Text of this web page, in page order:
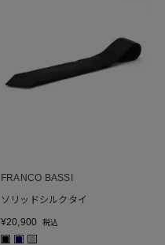
FRANCO BASSI
ソリッドシルクタイ
¥20,900 税込
■ ■ ■